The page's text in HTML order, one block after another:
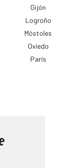
Gijón
Logroño
Móstoles
Oviedo
París